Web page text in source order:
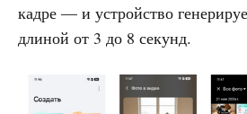
кадре — и устройство
длиной от 3 до 8 секунд.